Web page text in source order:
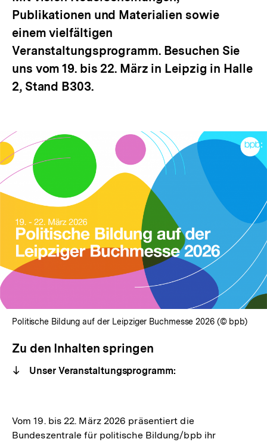
Publikationen und Materialien sowie
einem vielfältigen
Veranstaltungsprogramm. Besuchen Sie
uns vom 19. bis 22. März in Leipzig in Halle
2, Stand B303.
Politische Bildung auf der Leipziger Buchmesse 2026 (© bpb)
Zu den Inhalten springen
Unser Veranstaltungsprogramm:
Vom 19. bis 22. März 2026 präsentiert die
Bundeszentrale für politische Bildung/bpb ihr